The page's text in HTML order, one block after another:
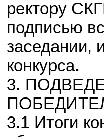
ректору
подписью
заседании,
конкурса.
3.
3.1 Итоги